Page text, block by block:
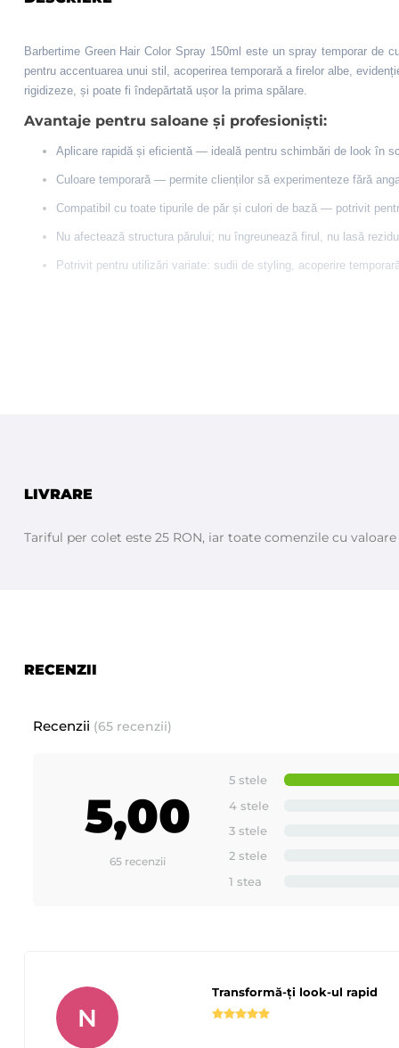
Barbertime Green Hair Color Spray 150ml este un spray temporar de
pentru accentuarea unui stil, acoperirea temporară a firelor albe,
rigidizeze, și poate fi îndepărtată ușor la prima spălare.
Avantaje pentru saloane și profesioniști:
Aplicare rapidă și eficientă — ideală pentru schimbări de look în
Culoare temporară — permite clienților să experimenteze fără
Compatibil cu toate tipurile de păr și culori de bază — potrivit
Nu afectează structura părului; nu îngreunează firul, nu lasă
Potrivit pentru utilizări variate: sudii de styling, acoperire
LIVRARE
Tariful per colet este 25 RON, iar toate comenzile cu
RECENZII
Recenzii (65 recenzii)
5,00
65 recenzii
5 stele
4 stele
3 stele
2 stele
1 stea
Transformă-ți look-ul rapid
N